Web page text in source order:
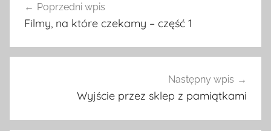
wpisu
Poprzedni wpis
Filmy, na które czekamy – część 1
Następny wpis
Wyjście przez sklep z pamiątkami